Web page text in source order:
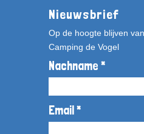
Nieuwsbrief
Op de hoogte blijven
Camping de Vogel
Nachname *
Email *